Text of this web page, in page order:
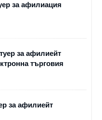
за афилиация
за афилиейт
търговия
за афилиейт